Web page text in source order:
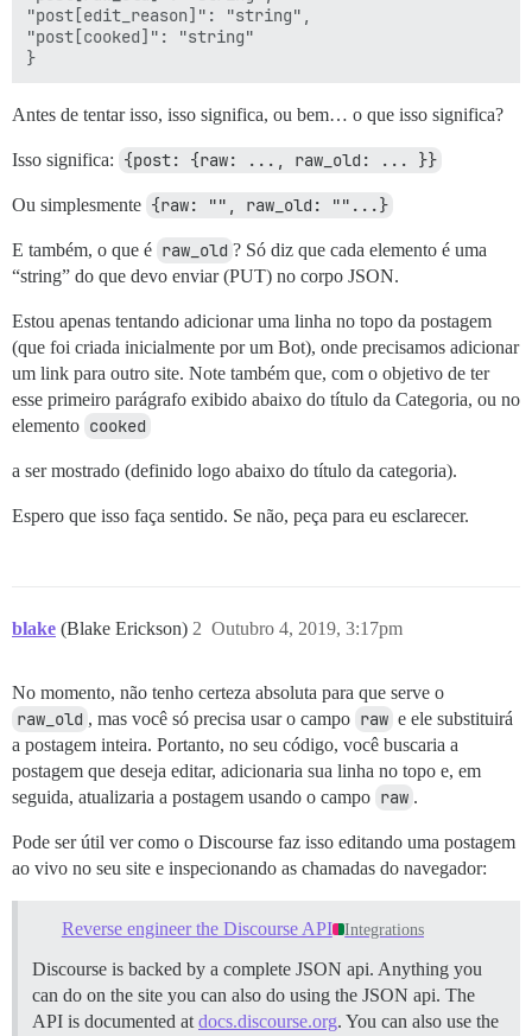
"post[edit_reason]": "string",
"post[cooked]": "string"
Antes de tentar isso, isso significa, ou bem… o que isso significa?
Isso significa: {post: {raw: ..., raw_old: ... }}
Ou simplesmente {raw: "", raw_old: ""...}
E também, o que é raw_old ? Só diz que cada elemento é uma
“string” do que devo enviar (PUT) no corpo JSON.
Estou apenas tentando adicionar uma linha no topo da postagem
(que foi criada inicialmente por um Bot), onde precisamos adicionar
um link para outro site. Note também que, com o objetivo de ter
esse primeiro parágrafo exibido abaixo do título da Categoria, ou no
elemento cooked
a ser mostrado (definido logo abaixo do título da categoria).
Espero que isso faça sentido. Se não, peça para eu esclarecer.
blake (Blake Erickson) Outubro 4, 2019, 3:17pm
2
No momento, não tenho certeza absoluta para que serve o
raw_old , mas você só precisa usar o campo raw e ele substituirá
a postagem inteira. Portanto, no seu código, você buscaria a
postagem que deseja editar, adicionaria sua linha no topo e, em
seguida, atualizaria a postagem usando o campo raw .
Pode ser útil ver como o Discourse faz isso editando uma postagem
ao vivo no seu site e inspecionando as chamadas do navegador:
Reverse engineer the Discourse API Integrations
Discourse is backed by a complete JSON api. Anything you
can do on the site you can also do using the JSON api. The
API is documented at docs.discourse.org. You can also use the